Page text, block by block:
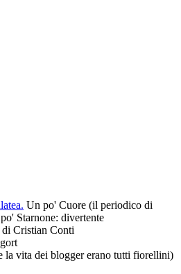
Un po' Cuore (il periodico di
Starnone: divertente
Cristian Conti
la vita dei blogger erano tutti fiorellini)